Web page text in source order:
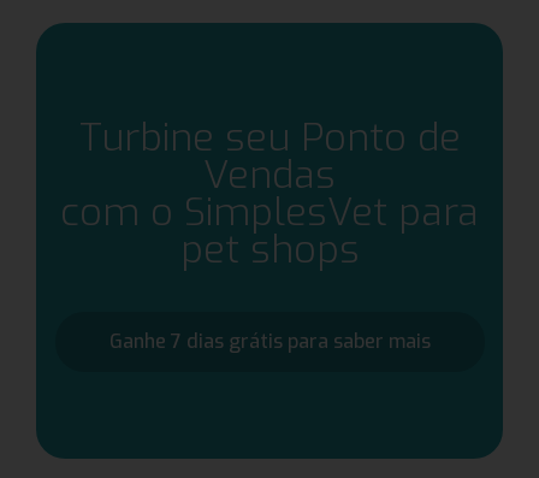
Turbine seu Ponto de
Vendas
com o SimplesVet para
pet shops
Ganhe 7 dias grátis para saber mais